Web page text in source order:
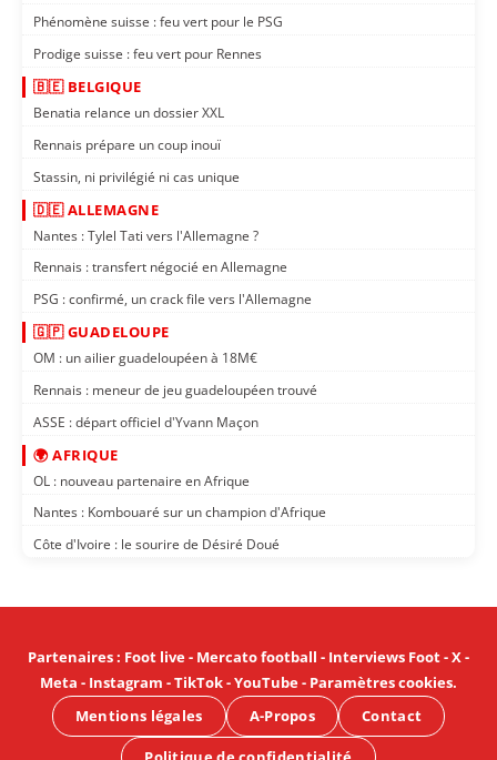
Phénomène suisse : feu vert pour le PSG
Prodige suisse : feu vert pour Rennes
🇧🇪 BELGIQUE
Benatia relance un dossier XXL
Rennais prépare un coup inouï
Stassin, ni privilégié ni cas unique
🇩🇪 ALLEMAGNE
Nantes : Tylel Tati vers l'Allemagne ?
Rennais : transfert négocié en Allemagne
PSG : confirmé, un crack file vers l'Allemagne
🇬🇵 GUADELOUPE
OM : un ailier guadeloupéen à 18M€
Rennais : meneur de jeu guadeloupéen trouvé
ASSE : départ officiel d'Yvann Maçon
🌍 AFRIQUE
OL : nouveau partenaire en Afrique
Nantes : Kombouaré sur un champion d'Afrique
Côte d'Ivoire : le sourire de Désiré Doué
Partenaires: Foot live- Mercato football - Interviews Foot-X-
Meta - Instagram -TikTok-YouTube- Paramètres cookies.
Mentions légales
A-Propos Contact